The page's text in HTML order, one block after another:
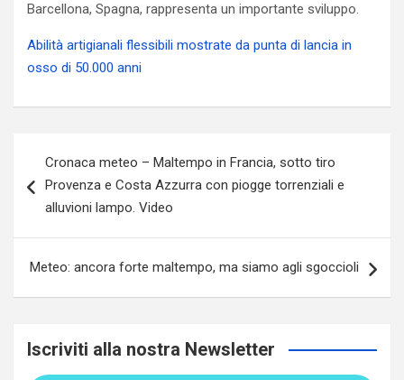
Barcellona, Spagna, rappresenta un importante sviluppo.
Abilità artigianali flessibili mostrate da punta di lancia in
osso di 50.000 anni
articoli
Cronaca meteo – Maltempo in Francia, sotto tiro
Provenza e Costa Azzurra con piogge torrenziali e
alluvioni lampo. Video
Meteo: ancora forte maltempo, ma siamo agli sgoccioli
Iscriviti alla nostra Newsletter